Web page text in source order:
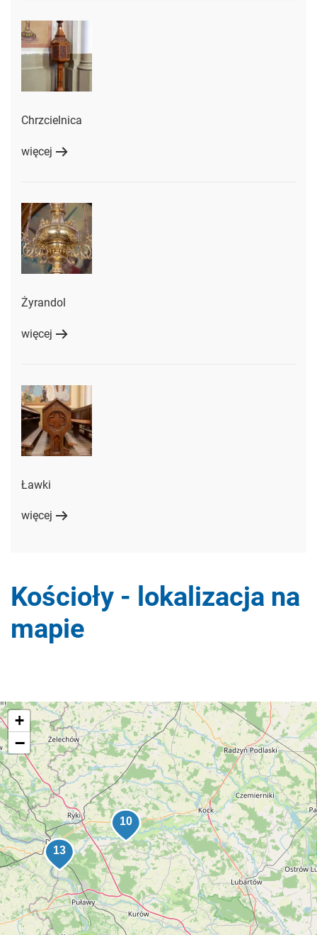
Chrzcielnica
więcej
Żyrandol
więcej
Ławki
więcej
Kościoły - lokalizacja na
mapie
+
−